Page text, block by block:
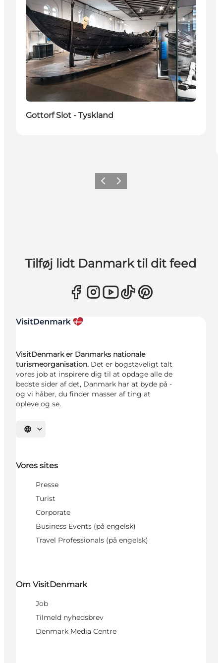
Gottorf Slot - Tyskland
ForrigeNæste
Tilføj lidt Danmark til dit feed
VisitDenmark er Danmarks nationale
turismeorganisation. Det er bogstaveligt talt
vores job at inspirere dig til at opdage alle de
bedste sider af det, Danmark har at byde på -
og vi håber, du finder masser af ting at
opleve og se.
Vælg sprog
Vores sites
Presse
Turist
Corporate
Business Events (på engelsk)
Travel Professionals (på engelsk)
Om VisitDenmark
Job
Tilmeld nyhedsbrev
Denmark Media Centre